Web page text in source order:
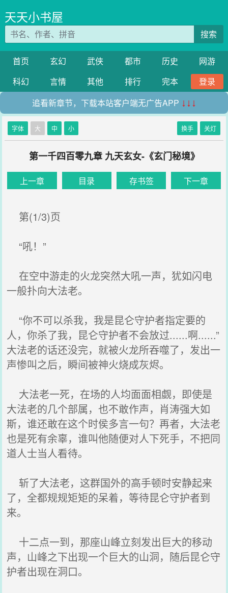
天天小书屋
搜索
首页 玄幻 武侠 都市 历史
网游
科幻
言情 其他 排行 完本
登录
追看新章节，下载本站客户端无广告APP ↓↓↓
字体 大 中 小 换手 关灯
第一千四百零九章 九天玄女-《玄门秘境》
上一章 目录 存书签 下一章
第(1/3)页
“吼！”
在空中游走的火龙突然大吼一声，犹如闪电
一般扑向大法老。
“你不可以杀我，我是昆仑守护者指定要的
人，你杀了我，昆仑守护者不会放过......啊......”
大法老的话还没完，就被火龙所吞噬了，发出一
声惨叫之后，瞬间被神火烧成灰烬。
大法老一死，在场的人均面面相觑，即使是
大法老的几个部属，也不敢作声，肖涛强大如
斯，谁还敢在这个时侯多言一句？再者，大法老
也是死有余辜，谁叫他随便对人下死手，不把同
道人士当人看待。
斩了大法老，这群国外的高手顿时安静起来
了，全都规规矩矩的呆着，等待昆仑守护者到
来。
十二点一到，那座山峰立刻发出巨大的移动
声，山峰之下出现一个巨大的山洞，随后昆仑守
护者出现在洞口。